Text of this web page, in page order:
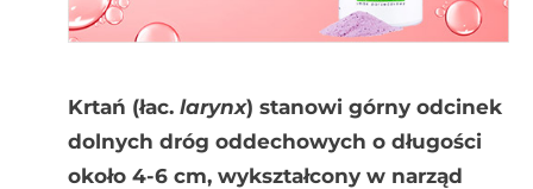
Krtań (łac. larynx) stanowi górny odcinek
dolnych dróg oddechowych o długości
około 4-6 cm, wykształcony w narząd